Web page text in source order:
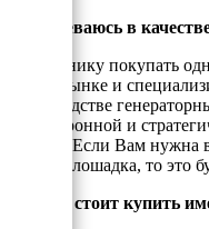
Я сомневаюсь в
Эту технику покупать
лет на рынке и
производстве
для оборонной и
страны. Если Вам нужна
рабочая лошадка, то
Почему стоит купить